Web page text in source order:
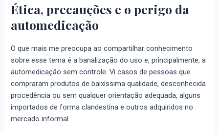
Ética, precauções e o perigo da
automedicação
O que mais me preocupa ao compartilhar conhecimento
sobre esse tema é a banalização do uso e, principalmente, a
automedicação sem controle. Vi casos de pessoas que
compraram produtos de baixíssima qualidade, desconhecida
procedência ou sem qualquer orientação adequada, alguns
importados de forma clandestina e outros adquiridos no
mercado informal.